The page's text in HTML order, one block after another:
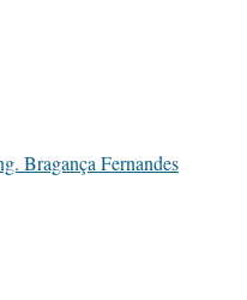
Bragança Fernandes